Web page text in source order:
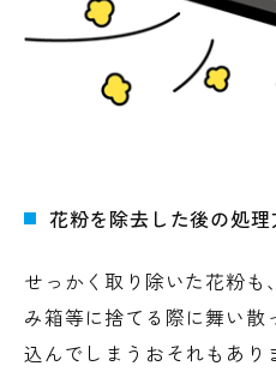
花粉を除去した後の処理
せっかく取り除いた花粉
み箱等に捨てる際に舞い散
込んでしまうおそれもあり